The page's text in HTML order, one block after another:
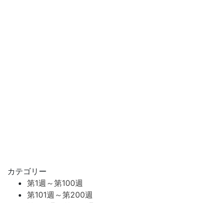
カテゴリー
第1週～第100週
第101週～第200週